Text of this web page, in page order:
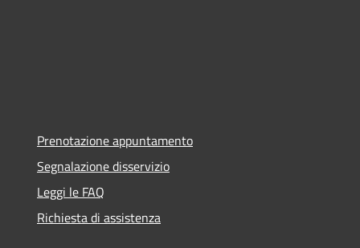
Prenotazione appuntamento
Segnalazione disservizio
Leggi le FAQ
Richiesta di assistenza